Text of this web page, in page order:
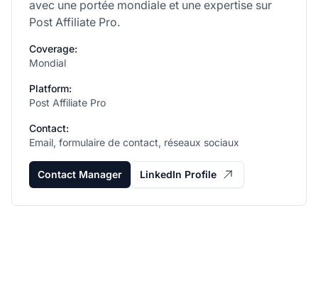
avec une portée mondiale et une expertise sur
Post Affiliate Pro.
Coverage:
Mondial
Platform:
Post Affiliate Pro
Contact:
Email, formulaire de contact, réseaux sociaux
Contact Manager LinkedIn Profile